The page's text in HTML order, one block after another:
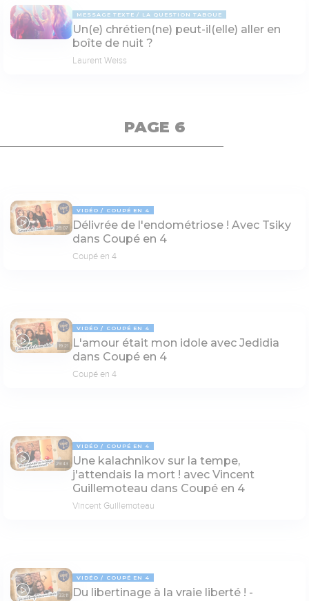
MESSAGE TEXTE LA QUESTION TABOUE
Un(e) chrétien(ne) peut-il(elle) aller en
boîte de nuit ?
Laurent Weiss
PAGE 6
28:07
VIDÉO COUPÉ EN 4
Délivrée de l'endométriose ! Avec Tsiky
dans Coupé en 4
Coupé en 4
19:21
VIDÉO COUPÉ EN 4
L'amour était mon idole avec Jedidia
dans Coupé en 4
Coupé en 4
29:43
VIDÉO COUPÉ EN 4
Une kalachnikov sur la tempe,
j'attendais la mort ! avec Vincent
Guillemoteau dans Coupé en 4
Vincent Guillemoteau
33:11
VIDÉO COUPÉ EN 4
Du libertinage à la vraie liberté ! -